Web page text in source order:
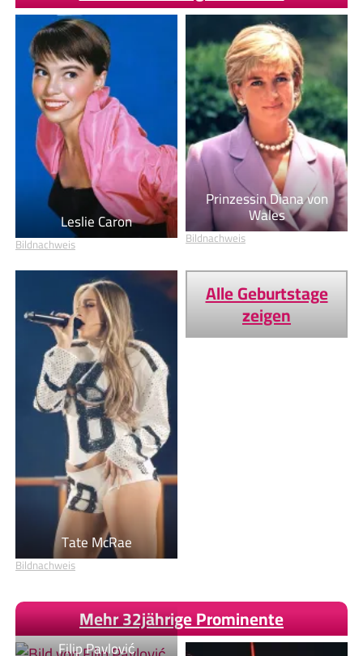
Leslie Caron
Bildnachweis
Prinzessin Diana von
Wales
Bildnachweis
Tate McRae
Bildnachweis
Alle Geburtstage
zeigen
Mehr 32jährige Prominente
Filip Pavlović